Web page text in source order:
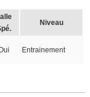
Niveau
Entrainement